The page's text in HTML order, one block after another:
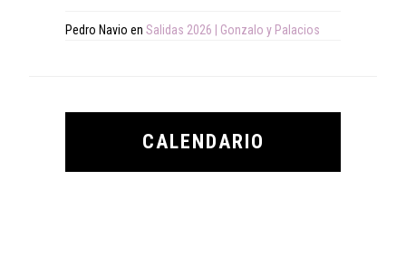
Pedro Navio en Salidas 2026 | Gonzalo y Palacios
CALENDARIO